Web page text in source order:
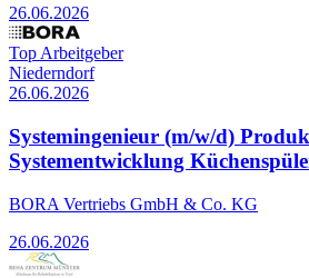
26.06.2026
Top Arbeitgeber
Niederndorf
26.06.2026
Systemingenieur (m/w/d)
Systementwicklung
BORA Vertriebs GmbH & Co. KG
26.06.2026